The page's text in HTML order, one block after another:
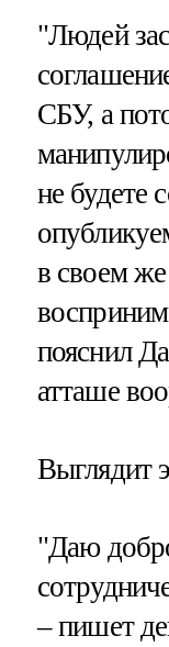
"Людей
СБУ, а
не будете
в своем
пояснил
атташе
Выглядит
"Даю
– пишет